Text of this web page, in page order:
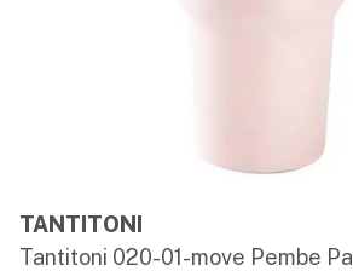
TANTITONI
Tantitoni 020-01-move Pembe